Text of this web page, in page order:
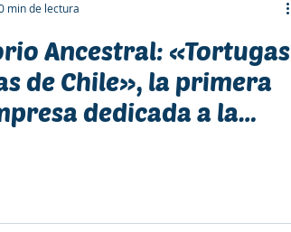
Ancestral: «Tortugas
de Chile», la primera
dedicada a la
min de lectura